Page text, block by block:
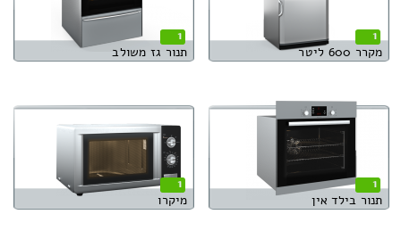
1
מקרר 600 ליטר
1
תנור גז משולב
1
תנור בילד אין
1
מיקרו